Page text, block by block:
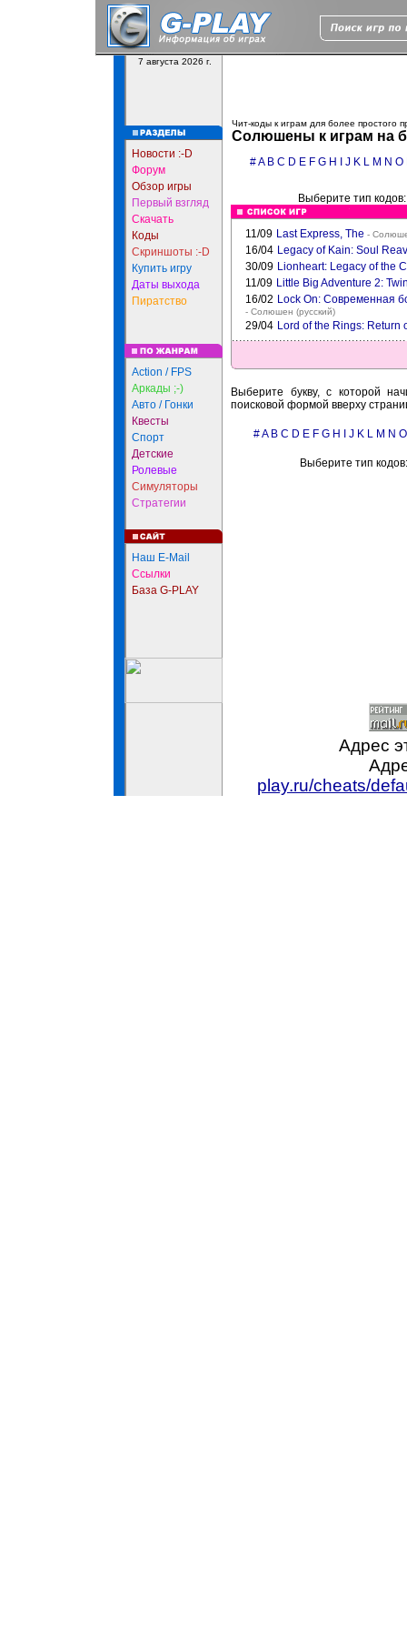
7 августа 2026 г.
Новости :-D
Форум
Обзор игры
Первый взгляд
Скачать
Коды
Скриншоты :-D
Купить игру
Даты выхода
Пиратство
Action / FPS
Аркады ;-)
Авто / Гонки
Квесты
Спорт
Детские
Ролевые
Симуляторы
Стратегии
Наш E-Mail
Ссылки
База G-PLAY
Чит-коды к играм для более простого
Солюшены к играм на
#A B C D E F G H J K L M N O
Выберите тип
11/09 Last Express, The -
16/04 Legacy of Kain: Soul
30/09 Lionheart: Legacy of the
11/09 Little Big Adventure 2:
16/02 Lock On: Современная
- Солюшен (русский)
29/04 Lord of the Rings: Return
Выберите букву, с которой
поисковой формой вверху
#A B C D E F G H J K L M N O
Выберите тип
Адрес
play.ru/cheats/